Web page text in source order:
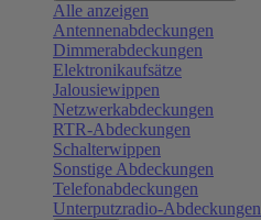
Alle anzeigen
Antennenabdeckungen
Dimmerabdeckungen
Elektronikaufsätze
Jalousiewippen
Netzwerkabdeckungen
RTR-Abdeckungen
Schalterwippen
Sonstige Abdeckungen
Telefonabdeckungen
Unterputzradio-Abdeckungen